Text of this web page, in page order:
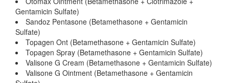
Gentamicin Sulfate)
Sandoz Pentasone (Betamethasone + Gentamicin
Sulfate)
Topagen Ont (Betamethasone + Gentamicin Sulfate)
Topagen Spray (Betamethasone + Gentamicin Sulfate)
Valisone G Cream (Betamethasone + Gentamicin Sulfate)
Valisone G Ointment (Betamethasone + Gentamicin